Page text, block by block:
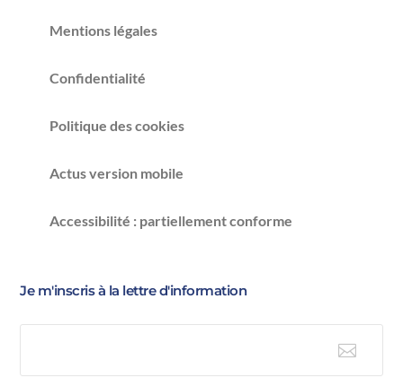
Mentions légales
Confidentialité
Politique des cookies
Actus version mobile
Accessibilité : partiellement conforme
Je m'inscris à la lettre d'information
